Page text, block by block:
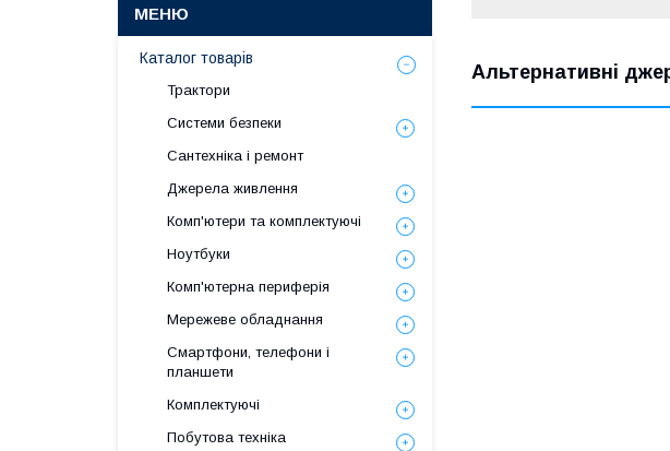
Альтернативні
Каталог товарів
Трактори
Системи безпеки
Сантехніка і ремонт
Джерела живлення
Комп'ютери та комплектуючі
Ноутбуки
Комп'ютерна периферія
Мережеве обладнання
Смартфони, телефони і
планшети
Комплектуючі
Побутова техніка